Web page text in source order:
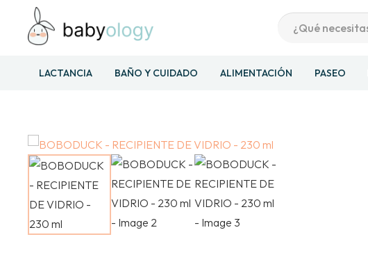
LACTANCIA BAÑO Y CUIDADO ALIMENTACIÓN PASEO